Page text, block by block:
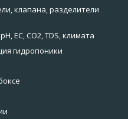
клапана, разделители
EC, CO2, TDS, климата
гидропоники